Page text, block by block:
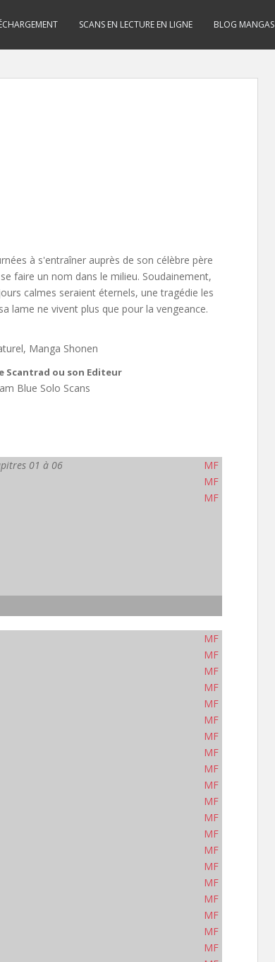
SCANS EN LECTURE EN LIGNE BLOG MANGAS
à s'entraîner auprès de son célèbre père
faire un nom dans le milieu. Soudainement,
calmes seraient éternels, une tragédie les
lame ne vivent plus que pour la vengeance.
Manga Shonen
Scantrad ou son Editeur
Blue Solo Scans
01 à 06
MF
MF
MF
MF
MF
MF
MF
MF
MF
MF
MF
MF
MF
MF
MF
MF
MF
MF
MF
MF
MF
MF
MF